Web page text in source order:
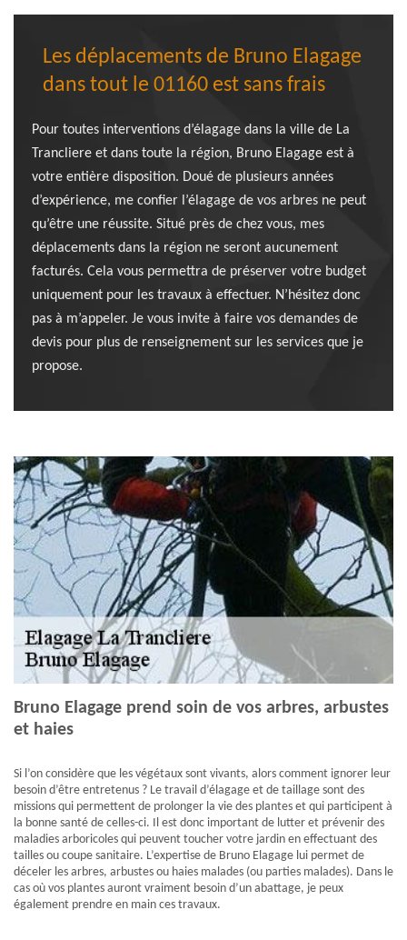
Les déplacements de Bruno Elagage
dans tout le 01160 est sans frais
Pour toutes interventions d’élagage dans la ville de La
Trancliere et dans toute la région, Bruno Elagage est à
votre entière disposition. Doué de plusieurs années
d’expérience, me confier l’élagage de vos arbres ne peut
qu’être une réussite. Situé près de chez vous, mes
déplacements dans la région ne seront aucunement
facturés. Cela vous permettra de préserver votre budget
uniquement pour les travaux à effectuer. N’hésitez donc
pas à m’appeler. Je vous invite à faire vos demandes de
devis pour plus de renseignement sur les services que je
propose.
Bruno Elagage prend soin de vos arbres, arbustes
et haies
Si l’on considère que les végétaux sont vivants, alors comment ignorer leur
besoin d’être entretenus ? Le travail d’élagage et de taillage sont des
missions qui permettent de prolonger la vie des plantes et qui participent à
la bonne santé de celles-ci. Il est donc important de lutter et prévenir des
maladies arboricoles qui peuvent toucher votre jardin en effectuant des
tailles ou coupe sanitaire. L’expertise de Bruno Elagage lui permet de
déceler les arbres, arbustes ou haies malades (ou parties malades). Dans le
cas où vos plantes auront vraiment besoin d’un abattage, je peux
également prendre en main ces travaux.